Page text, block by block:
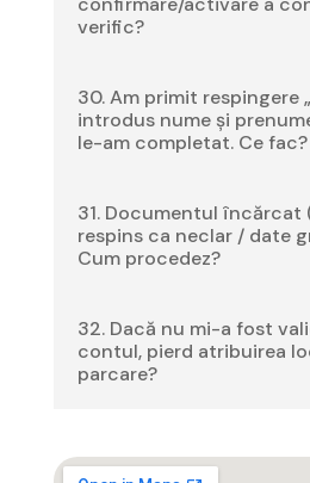
verific?
30. Am primit respingere
introdus nume și
le-am completat. Ce fac?
31. Documentul încărcat
respins ca neclar / date
Cum procedez?
32. Dacă nu mi-a fost
contul, pierd atribuirea
parcare?